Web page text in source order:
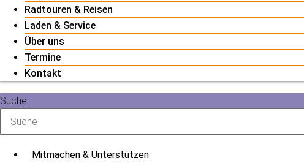
Radtouren & Reisen
Laden & Service
Über uns
Termine
Kontakt
Suche
Mitmachen & Unterstützen